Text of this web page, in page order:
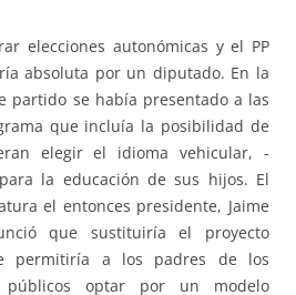
elecciones autonómicas y el PP
absoluta por un diputado. En la
partido se había presentado a las
que incluía la posibilidad de
elegir el idioma vehicular, -
la educación de sus hijos. El
el entonces presidente, Jaime
que sustituiría el proyecto
permitiría a los padres de los
públicos optar por un modelo